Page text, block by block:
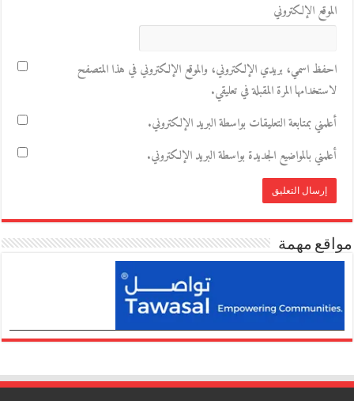
الموقع الإلكتروني
احفظ اسمي، بريدي الإلكتروني، والموقع الإلكتروني في هذا المتصفح
لاستخدامها المرة المقبلة في تعليقي.
أعلمني بمتابعة التعليقات بواسطة البريد الإلكتروني.
أعلمني بالمواضيع الجديدة بواسطة البريد الإلكتروني.
مواقع مهمة